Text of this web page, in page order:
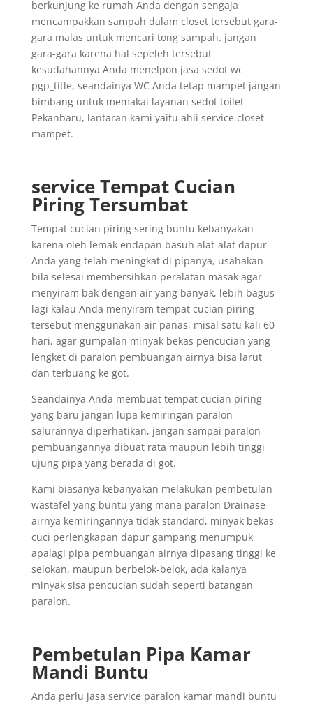
berkunjung ke rumah Anda dengan sengaja
mencampakkan sampah dalam closet tersebut gara-
gara malas untuk mencari tong sampah. jangan
gara-gara karena hal sepeleh tersebut
kesudahannya Anda menelpon jasa sedot wc
pgp_title, seandainya WC Anda tetap mampet jangan
bimbang untuk memakai layanan sedot toilet
Pekanbaru, lantaran kami yaitu ahli service closet
mampet.
service Tempat Cucian
Piring Tersumbat
Tempat cucian piring sering buntu kebanyakan
karena oleh lemak endapan basuh alat-alat dapur
Anda yang telah meningkat di pipanya, usahakan
bila selesai membersihkan peralatan masak agar
menyiram bak dengan air yang banyak, lebih bagus
lagi kalau Anda menyiram tempat cucian piring
tersebut menggunakan air panas, misal satu kali 60
hari, agar gumpalan minyak bekas pencucian yang
lengket di paralon pembuangan airnya bisa larut
dan terbuang ke got.
Seandainya Anda membuat tempat cucian piring
yang baru jangan lupa kemiringan paralon
salurannya diperhatikan, jangan sampai paralon
pembuangannya dibuat rata maupun lebih tinggi
ujung pipa yang berada di got.
Kami biasanya kebanyakan melakukan pembetulan
wastafel yang buntu yang mana paralon Drainase
airnya kemiringannya tidak standard, minyak bekas
cuci perlengkapan dapur gampang menumpuk
apalagi pipa pembuangan airnya dipasang tinggi ke
selokan, maupun berbelok-belok, ada kalanya
minyak sisa pencucian sudah seperti batangan
paralon.
Pembetulan Pipa Kamar
Mandi Buntu
Anda perlu jasa service paralon kamar mandi buntu